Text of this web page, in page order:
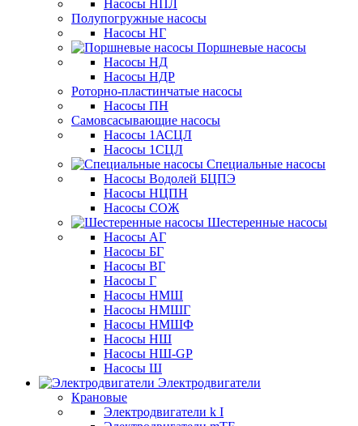
Насосы НПЛ
Полупогружные насосы
Насосы НГ
Поршневые насосы
Насосы НД
Насосы НДР
Роторно-пластинчатые насосы
Насосы ПН
Самовсасывающие насосы
Насосы 1АСЦЛ
Насосы 1СЦЛ
Специальные насосы
Насосы Водолей БЦПЭ
Насосы НЦПН
Насосы СОЖ
Шестеренные насосы
Насосы АГ
Насосы БГ
Насосы ВГ
Насосы Г
Насосы НМШ
Насосы НМШГ
Насосы НМШФ
Насосы НШ
Насосы НШ-GP
Насосы Ш
Электродвигатели
Крановые
Электродвигатели k I